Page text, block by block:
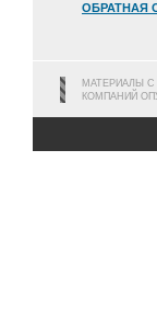
ОБРАТНАЯ
МАТЕРИАЛЫ С
КОМПАНИЙ